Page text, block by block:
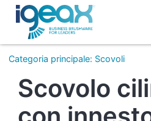
IT
EN
Categoria principale: Scovoli
Scovolo